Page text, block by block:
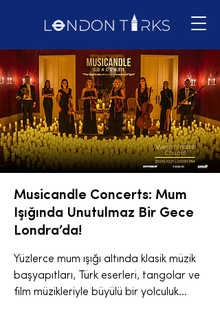
Musicandle Concerts: Mum
Işığında Unutulmaz Bir Gece
Londra’da!
Yüzlerce mum ışığı altında klasik müzik
başyapıtları, Türk eserleri, tangolar ve
film müzikleriyle büyülü bir yolculuk...